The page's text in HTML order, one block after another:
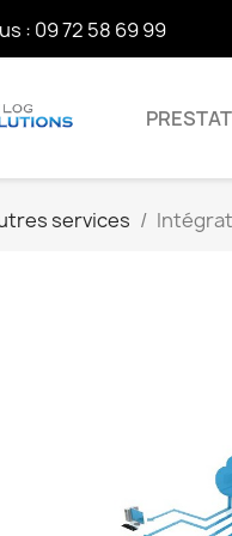
: 09 72 58 69 99
services